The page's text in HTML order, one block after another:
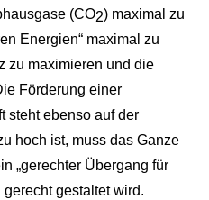
(CO2) maximal zu
Energien“ maximal zu
zu maximieren und die
Förderung einer
steht ebenso auf der
hoch ist, muss das Ganze
„gerechter Übergang für
gestaltet wird.